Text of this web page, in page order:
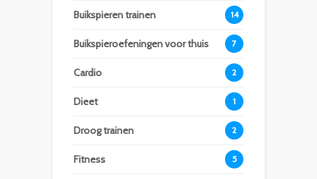
Buikspieren trainen 14
Buikspieroefeningen voor thuis 7
Cardio 2
Dieet 1
Droog trainen 2
Fitness 5